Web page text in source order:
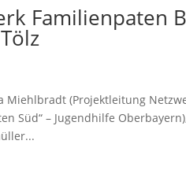
Familienpaten
Miehlbradt (Projektleitung
Süd“ – Jugendhilfe